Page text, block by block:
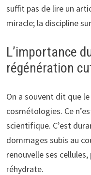
suffit pas de lire un
miracle; la discipline
L’importance
régénération
On a souvent dit que
cosmétologies. Ce
scientifique. C’est
dommages subis au
renouvelle ses
réhydrate.